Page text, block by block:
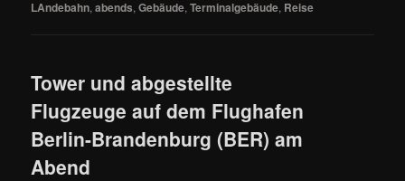
LAndebahn,abends,Gebäude,Terminalgebäude, Reise
Tower und abgestellte
Flugzeuge auf dem Flughafen
Berlin-Brandenburg (BER) am
Abend